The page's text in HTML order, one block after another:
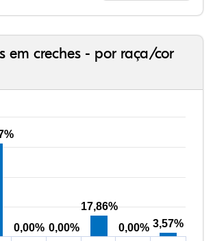
em creches - por raça/cor
0,00% 0,00%
17,86%
0,00% 3,57%